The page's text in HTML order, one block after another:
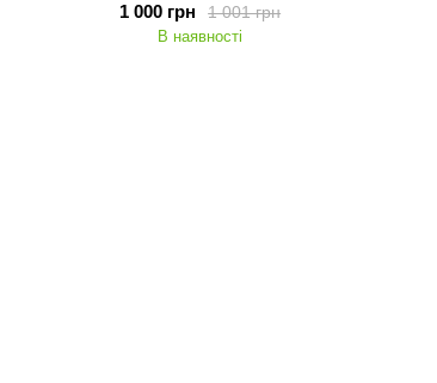
1 001 грн
1 000 грн
В наявності